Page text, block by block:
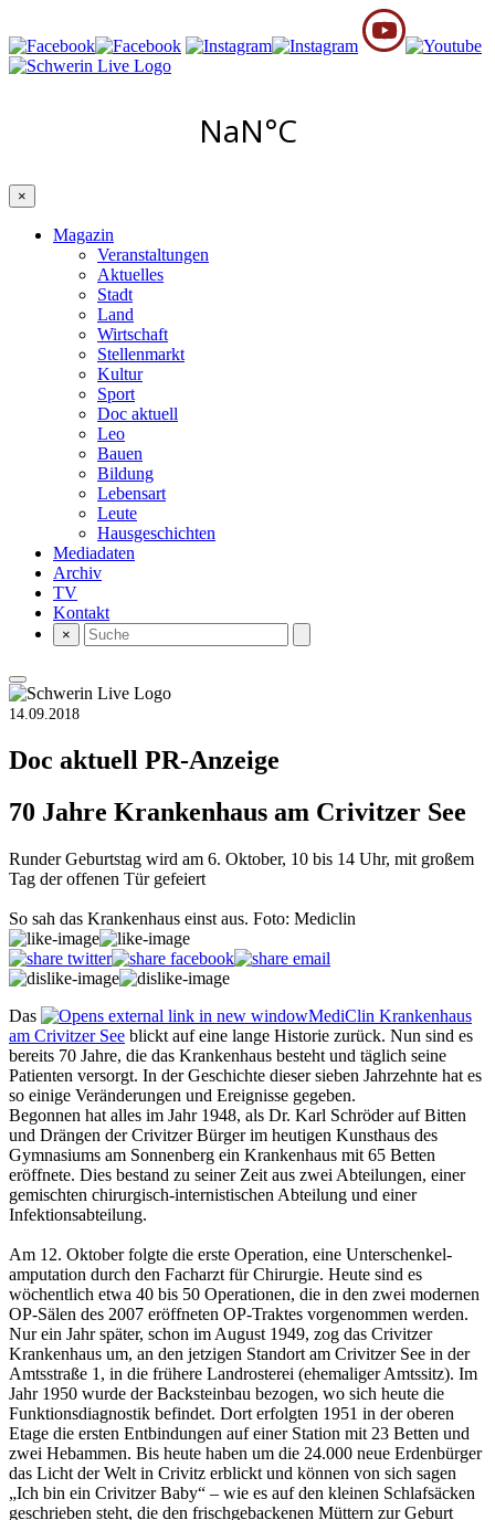
×
Magazin
Veranstaltungen
Aktuelles
Stadt
Land
Wirtschaft
Stellenmarkt
Kultur
Sport
Doc aktuell
Leo
Bauen
Bildung
Lebensart
Leute
Hausgeschichten
Mediadaten
Archiv
TV
Kontakt
×
14.09.2018
Doc aktuell PR-Anzeige
70 Jahre Krankenhaus am Crivitzer See
Runder Geburtstag wird am 6. Oktober, 10 bis 14 Uhr, mit großem
Tag der offenen Tür gefeiert
So sah das Krankenhaus einst aus. Foto: Mediclin
Das
MediClin Krankenhaus
am Crivitzer See blickt auf eine lange Historie zurück. Nun sind es
bereits 70 Jahre, die das Krankenhaus besteht und täglich seine
Patienten versorgt. In der Geschichte dieser sieben Jahrzehnte hat es
so einige Veränderungen und Ereignisse gegeben.
Begonnen hat alles im Jahr 1948, als Dr. Karl Schröder auf Bitten
und Drängen der Crivitzer Bürger im heutigen Kunsthaus des
Gymnasiums am Sonnenberg ein Krankenhaus mit 65 Betten
eröffnete. Dies bestand zu seiner Zeit aus zwei Abteilungen, einer
gemischten chirurgisch-internistischen Abteilung und einer
Infektionsabteilung.
Am 12. Oktober folgte die erste Operation, eine Unterschenkel­
amputation durch den Facharzt für Chirurgie. Heute sind es
wöchentlich etwa 40 bis 50 Operationen, die in den zwei modernen
OP-Sälen des 2007 eröffneten OP-Traktes vorgenommen werden.
Nur ein Jahr später, schon im August 1949, zog das Crivitzer
Krankenhaus um, an den jetzigen Standort am Crivitzer See in der
Amtsstraße 1, in die frühere Land­rosterei (ehemaliger Amtssitz). Im
Jahr 1950 wurde der Backsteinbau bezogen, wo sich heute die
Funktions­diagnostik befindet. Dort erfolgten 1951 in der oberen
Etage die ersten Entbindungen auf einer Station mit 23 Betten und
zwei Hebammen. Bis heute haben um die 24.000 neue Erdenbürger
das Licht der Welt in Crivitz erblickt und können von sich sagen
„Ich bin ein Crivitzer Baby“ – wie es auf den kleinen Schlafsäcken
geschrieben steht, die den frischgebackenen Müttern zur Geburt